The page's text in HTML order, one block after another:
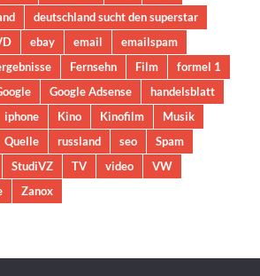
deutschland sucht den superstar
ebay email
emailspam
Fernsehn Film
formel 1
Google Adsense
handelsblatt
iphone Kino Kinofilm
Musik
Quelle russland seo
Spam
StudiVZ TV video
VW
Zanox